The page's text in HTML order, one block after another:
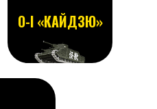
O-I «КАЙДЗЮ»